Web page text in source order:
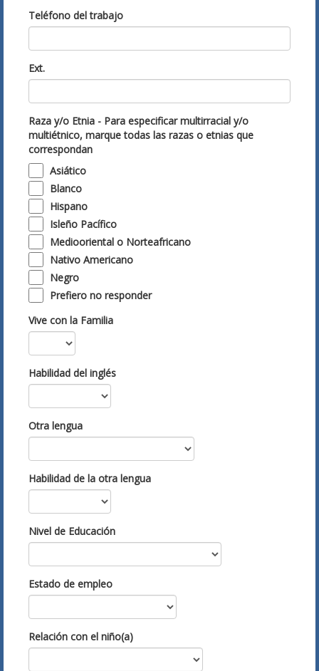
Teléfono del trabajo
Ext.
Raza y/o Etnia - Para especificar multirracial y/o
multiétnico, marque todas las razas o etnias que
correspondan
Asiático
Blanco
Hispano
Isleño Pacífico
Mediooriental o Norteafricano
Nativo Americano
Negro
Prefiero no responder
Vive con la Familia
Habilidad del inglés
Otra lengua
Habilidad de la otra lengua
Nivel de Educación
Estado de empleo
Relación con el niño(a)